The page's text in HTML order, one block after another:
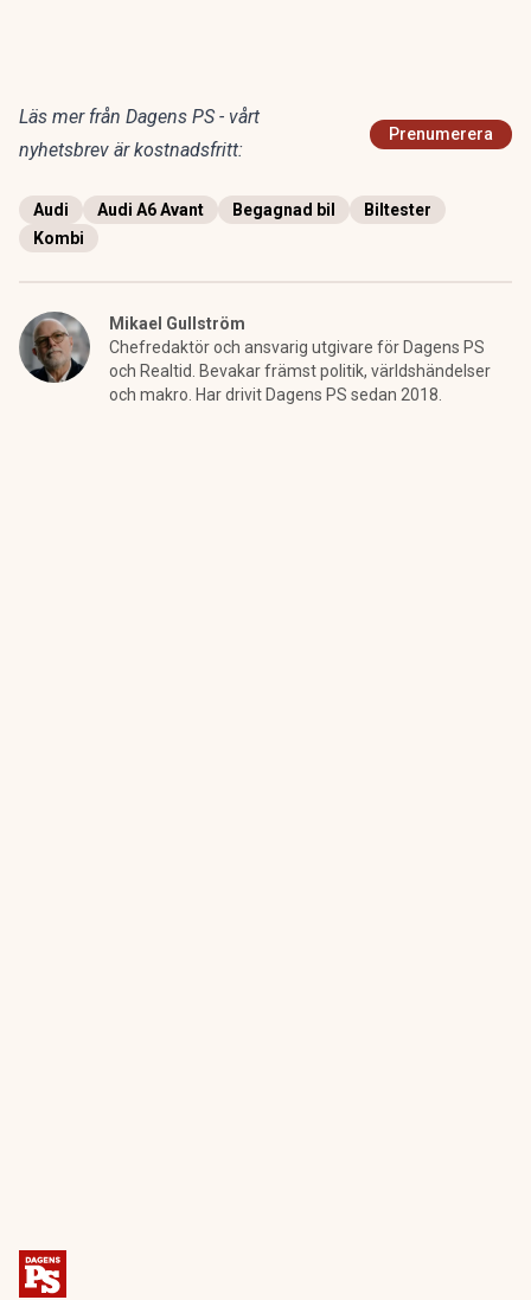
Läs mer från Dagens PS - vårt
nyhetsbrev är kostnadsfritt:
Prenumerera
Audi Audi A6 Avant Begagnad bil
Biltester
Kombi
Mikael Gullström
Chefredaktör och ansvarig utgivare för Dagens PS
och Realtid. Bevakar främst politik, världshändelser
och makro. Har drivit Dagens PS sedan 2018.